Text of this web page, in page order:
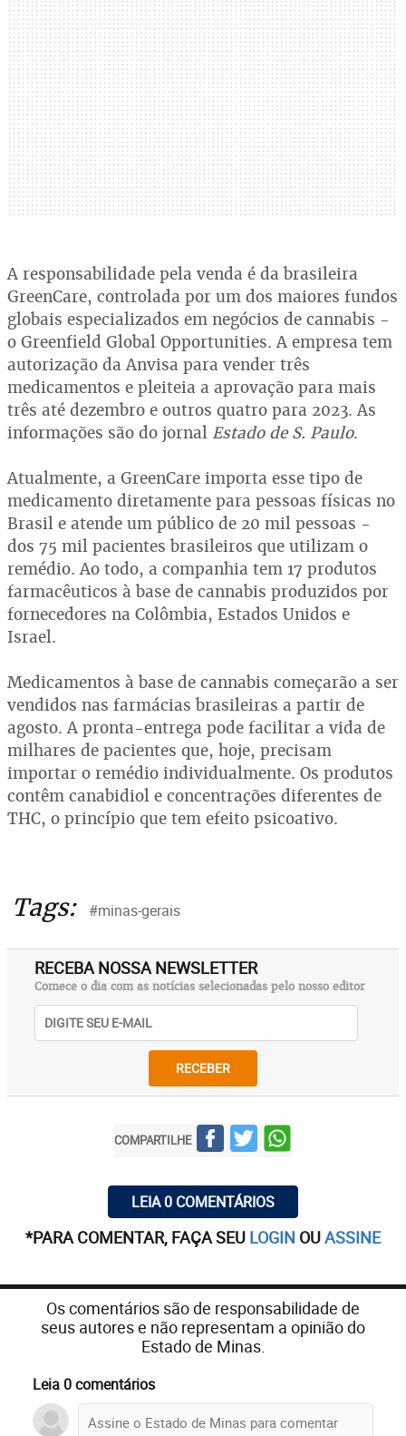
A responsabilidade pela venda é da brasileira
GreenCare, controlada por um dos maiores fundos
globais especializados em negócios de cannabis -
o Greenfield Global Opportunities. A empresa tem
autorização da Anvisa para vender três
medicamentos e pleiteia a aprovação para mais
três até dezembro e outros quatro para 2023. As
informações são do jornal Estado de S. Paulo.
Atualmente, a GreenCare importa esse tipo de
medicamento diretamente para pessoas físicas no
Brasil e atende um público de 20 mil pessoas -
dos 75 mil pacientes brasileiros que utilizam o
remédio. Ao todo, a companhia tem 17 produtos
farmacêuticos à base de cannabis produzidos por
fornecedores na Colômbia, Estados Unidos e
Israel.
Medicamentos à base de cannabis começarão a ser
vendidos nas farmácias brasileiras a partir de
agosto. A pronta-entrega pode facilitar a vida de
milhares de pacientes que, hoje, precisam
importar o remédio individualmente. Os produtos
contêm canabidiol e concentrações diferentes de
THC, o princípio que tem efeito psicoativo.
Tags: #minas-gerais
RECEBA NOSSA NEWSLETTER
Comece o dia com as notícias selecionadas pelo nosso editor
RECEBER
COMPARTILHE
LEIA 0 COMENTÁRIOS
*PARA COMENTAR, FAÇA SEU LOGIN OUASSINE
Os comentários são de responsabilidade de
seus autores e não representam a opinião do
Estado de Minas.
Leia 0 comentários